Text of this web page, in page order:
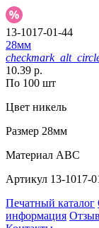
13-1017-01-44
28мм
10.39 р.
По 100 шт
Цвет никель
Размер 28мм
Материал АВС
Артикул 13-1017-
Печатный каталог
информация